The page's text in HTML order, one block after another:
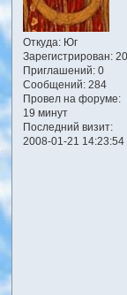
Откуда:Юг
Зарегистрирован:
Приглашений:0
Сообщений:284
Провел на форуме:
19 минут
Последний визит:
2008-01-21 14:23:54